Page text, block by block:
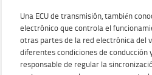
Una ECU de transmisión, también
electrónico que controla el
otras partes de la red electrónica del
diferentes condiciones de
responsable de regular la